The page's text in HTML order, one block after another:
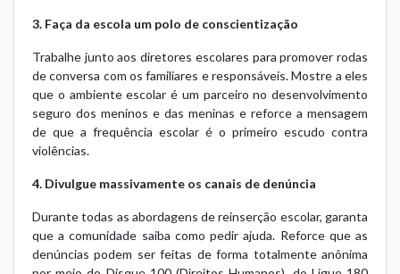
3. Faça da escola um polo de conscientização
Trabalhe junto aos diretores escolares para promover rodas
de conversa com os familiares e responsáveis. Mostre a eles
que o ambiente escolar é um parceiro no desenvolvimento
seguro dos meninos e das meninas e reforce a mensagem
de que a frequência escolar é o primeiro escudo contra
violências.
4. Divulgue massivamente os canais de denúncia
Durante todas as abordagens de reinserção escolar, garanta
que a comunidade saiba como pedir ajuda. Reforce que as
denúncias podem ser feitas de forma totalmente anônima